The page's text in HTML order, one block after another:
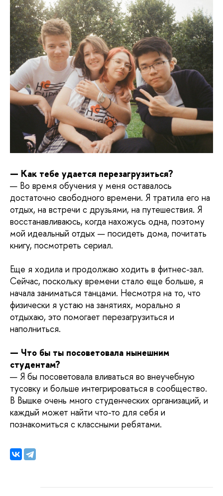
— Как тебе удается перезагрузиться?
— Во время обучения у меня оставалось
достаточно свободного времени. Я тратила его на
отдых, на встречи с друзьями, на путешествия. Я
восстанавливаюсь, когда нахожусь одна, поэтому
мой идеальный отдых — посидеть дома, почитать
книгу, посмотреть сериал.
Еще я ходила и продолжаю ходить в фитнес-зал.
Сейчас, поскольку времени стало еще больше, я
начала заниматься танцами. Несмотря на то, что
физически я устаю на занятиях, морально я
отдыхаю, это помогает перезагрузиться и
наполниться.
— Что бы ты посоветовала нынешним
студентам?
— Я бы посоветовала вливаться во внеучебную
тусовку и больше интегрироваться в сообщество.
В Вышке очень много студенческих организаций, и
каждый может найти что-то для себя и
познакомиться с классными ребятами.